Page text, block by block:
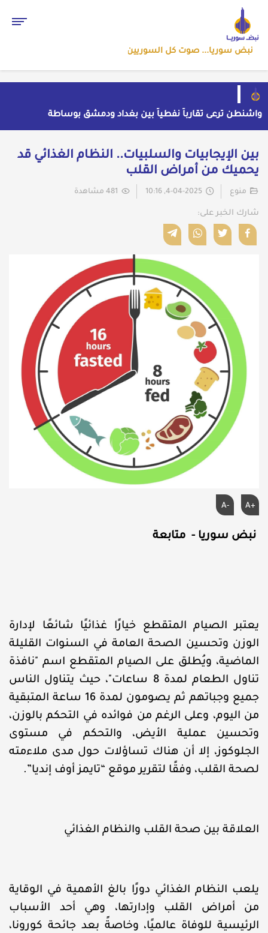
نبض سوريا... صوت كل السوريين
واشنطن ترعى تقارباً نفطياً بين بغداد ودمشق بوساطة
سرية
واشنطن تسحب صواريخ باتريوت الأوروبية لتعويض نقص
حملة اعتقالات واسعة تطال عشرات الشبان في قرية
الرقامة بريف حمص الشرقي
مهرجان الشعر العربي بدمشق يتحول إلى منصة تشهير
بالنسويات السوريات والعربيات
بين الإيجابيات والسلبيات.. النظام الغذائي قد
يحميك من أمراض القلب
منوع
شارك الخبر على:
A+
A-
نبض سوريا - متابعة
يعتبر الصيام المتقطع خيارًا غذائيًا شائعًا لإدارة
الوزن وتحسين الصحة العامة في السنوات القليلة
الماضية، ويُطلق على الصيام المتقطع اسم "نافذة
تناول الطعام لمدة 8 ساعات"، حيث يتناول الناس
جميع وجباتهم ثم يصومون لمدة 16 ساعة المتبقية
من اليوم، وعلى الرغم من فوائده في التحكم بالوزن،
وتحسين عملية الأيض، والتحكم في مستوى
الجلوكوز، إلا أن هناك تساؤلات حول مدى ملاءمته
لصحة القلب، وفقًا لتقرير موقع “تايمز أوف إنديا”.
العلاقة بين صحة القلب والنظام الغذائي
يلعب النظام الغذائي دورًا بالغ الأهمية في الوقاية
من أمراض القلب وإدارتها، وهي أحد الأسباب
الرئيسية للوفاة عالميًا، وخاصةً بعد جائحة كورونا،